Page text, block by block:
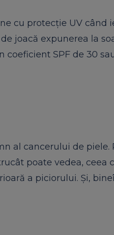
cu protecţie UV când
joacă expunerea la
coeficient SPF de 30
al cancerului de
poate vedea, ceea
a piciorului. Şi,